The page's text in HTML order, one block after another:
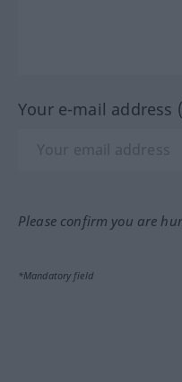
Your e-mail address
Please confirm you are
*Mandatory field